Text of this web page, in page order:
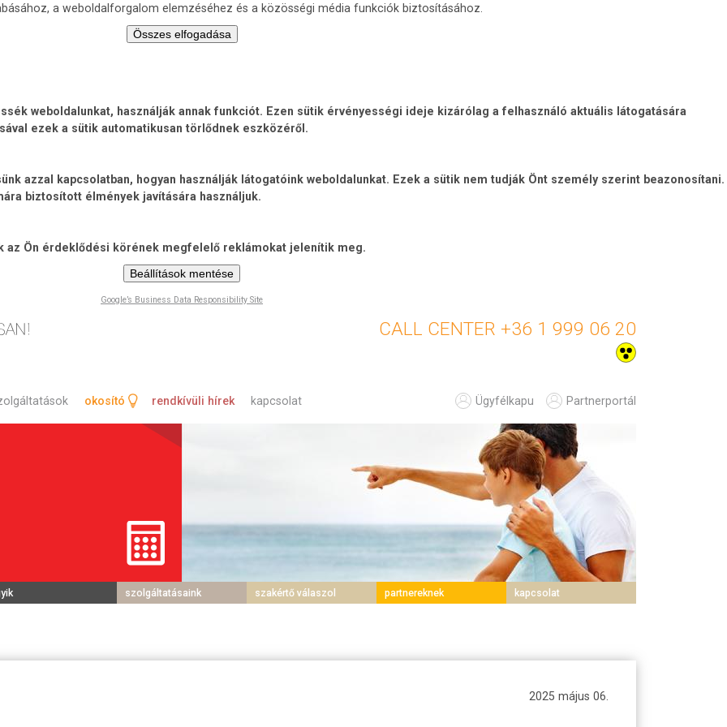
a weboldalforgalom elemzéséhez és a közösségi média funkciók biztosításához.
Összes elfogadása
weboldalunkat, használják annak funkciót. Ezen sütik érvényességi ideje kizárólag a felhasználó aktuális látogatására
ezek a sütik automatikusan törlődnek eszközéről.
azzal kapcsolatban, hogyan használják látogatóink weboldalunkat. Ezek a sütik nem tudják Önt személy szerint beazonosítani.
biztosított élmények javítására használjuk.
az Ön érdeklődési körének megfelelő reklámokat jelenítik meg.
Beállítások mentése
Google’s Business Data Responsibility Site
+36 1 999 06 20
okosító rendkívüli hírek kapcsolat Partnerportál
Ügyfélkapu
szolgáltatásaink szakértő válaszol partnereknek kapcsolat
2025 május 06.